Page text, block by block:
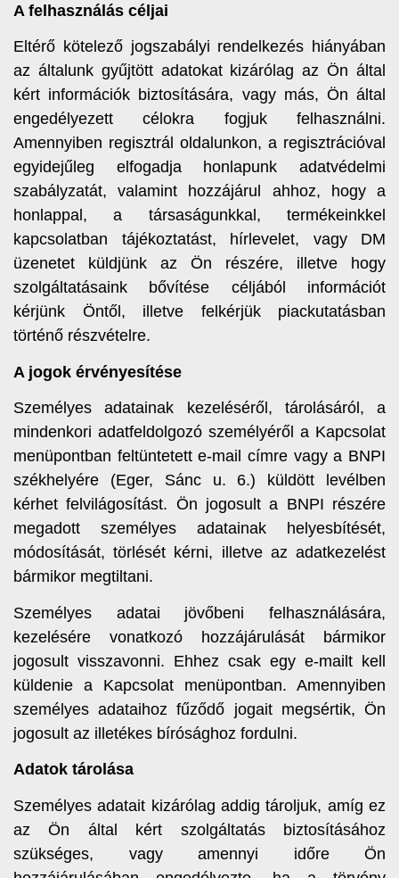
A felhasználás céljai
Eltérő kötelező jogszabályi rendelkezés hiányában
az általunk gyűjtött adatokat kizárólag az Ön által
kért információk biztosítására, vagy más, Ön által
engedélyezett célokra fogjuk felhasználni.
Amennyiben regisztrál oldalunkon, a regisztrációval
egyidejűleg elfogadja honlapunk adatvédelmi
szabályzatát, valamint hozzájárul ahhoz, hogy a
honlappal, a társaságunkkal, termékeinkkel
kapcsolatban tájékoztatást, hírlevelet, vagy DM
üzenetet küldjünk az Ön részére, illetve hogy
szolgáltatásaink bővítése céljából információt
kérjünk Öntől, illetve felkérjük piackutatásban
történő részvételre.
A jogok érvényesítése
Személyes adatainak kezeléséről, tárolásáról, a
mindenkori adatfeldolgozó személyéről a Kapcsolat
menüpontban feltüntetett e-mail címre vagy a BNPI
székhelyére (Eger, Sánc u. 6.) küldött levélben
kérhet felvilágosítást. Ön jogosult a BNPI részére
megadott személyes adatainak helyesbítését,
módosítását, törlését kérni, illetve az adatkezelést
bármikor megtiltani.
Személyes adatai jövőbeni felhasználására,
kezelésére vonatkozó hozzájárulását bármikor
jogosult visszavonni. Ehhez csak egy e-mailt kell
küldenie a Kapcsolat menüpontban. Amennyiben
személyes adataihoz fűződő jogait megsértik, Ön
jogosult az illetékes bírósághoz fordulni.
Adatok tárolása
Személyes adatait kizárólag addig tároljuk, amíg ez
az Ön által kért szolgáltatás biztosításához
szükséges, vagy amennyi időre Ön